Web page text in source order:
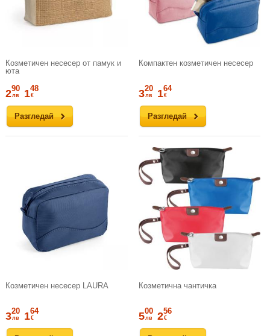
Козметичен несесер от памук и
юта
Разгледай
290
лв 148
€
Компактен козметичен несесер
Разгледай
320
лв 164
€
Козметичен несесер LAURA
320
лв 164
€
Козметична чантичка
500
лв 256
€